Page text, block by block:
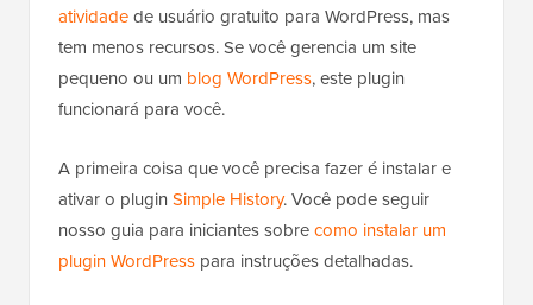
atividadede usuário gratuito para WordPress, mas
tem menos recursos. Se você gerencia um site
pequeno ou um blog WordPress, este plugin
funcionará para você.
A primeira coisa que você precisa fazer é instalar e
ativar o plugin Simple History. Você pode seguir
nosso guia para iniciantes sobrecomo instalar um
plugin WordPress para instruções detalhadas.